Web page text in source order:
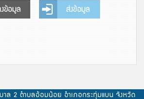
ล 2 ตำบลอ้อมน้อย อำเภอกระทุ่มแบน จังหวัด